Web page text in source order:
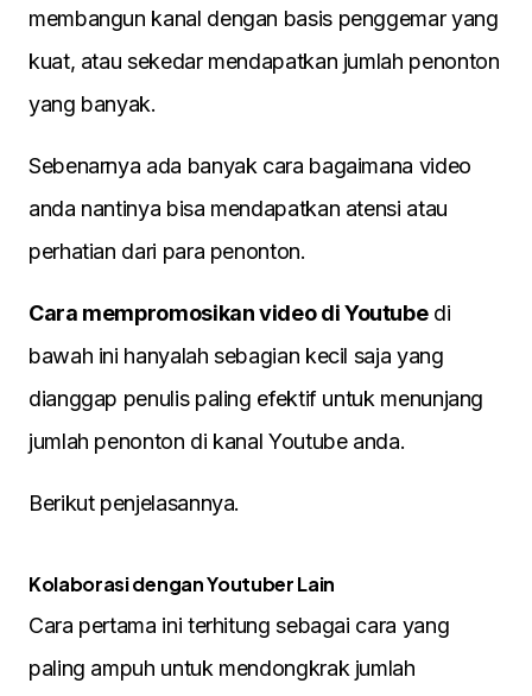
membangun kanal dengan basis penggemar yang
kuat, atau sekedar mendapatkan jumlah penonton
yang banyak.
Sebenarnya ada banyak cara bagaimana video
anda nantinya bisa mendapatkan atensi atau
perhatian dari para penonton.
Cara mempromosikan video di Youtubedi
bawah ini hanyalah sebagian kecil saja yang
dianggap penulis paling efektif untuk menunjang
jumlah penonton di kanal Youtube anda.
Berikut penjelasannya.
Kolaborasi dengan Youtuber Lain
Cara pertama ini terhitung sebagai cara yang
paling ampuh untuk mendongkrak jumlah